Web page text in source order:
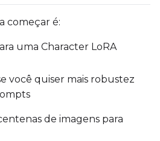
Num Repeats
começar é:
uma Character LoRA
você quiser mais robustez
de imagens para